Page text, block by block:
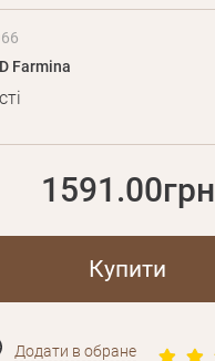
Farmina
1591.00грн
Купити
Додати в обране